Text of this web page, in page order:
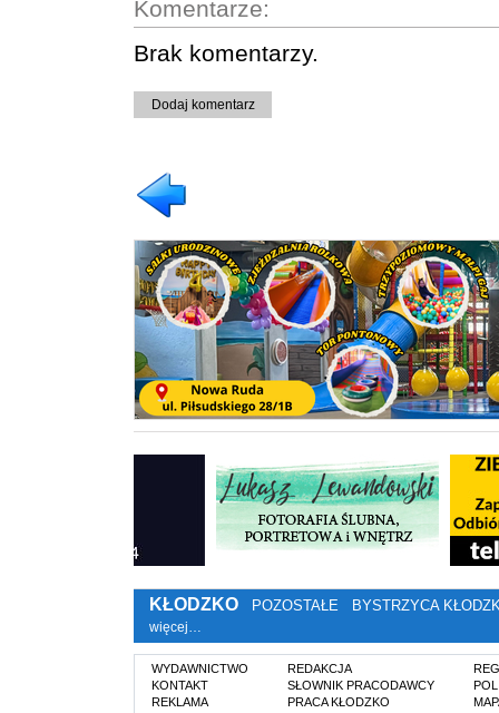
Komentarze:
Brak komentarzy.
Dodaj komentarz
KŁODZKO POZOSTAŁE BYSTRZYCA
więcej…
WYDAWNICTWO
KONTAKT
REKLAMA
REDAKCJA
SŁOWNIK PRACODAWCY
PRACA KŁODZKO